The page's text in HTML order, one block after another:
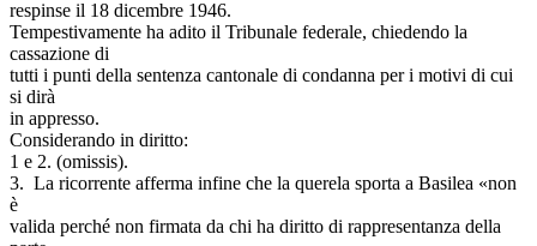
respinse il 18 dicembre 1946.
Tempestivamente ha adito il Tribunale federale, chiedendo la
cassazione di
tutti i punti della sentenza cantonale di condanna per i motivi di cui
si dirà
in appresso.
Considerando in diritto:
1 e 2. (omissis).
3. ­ La ricorrente afferma infine che la querela sporta a Basilea «non
è
valida perché non firmata da chi ha diritto di rappresentanza della